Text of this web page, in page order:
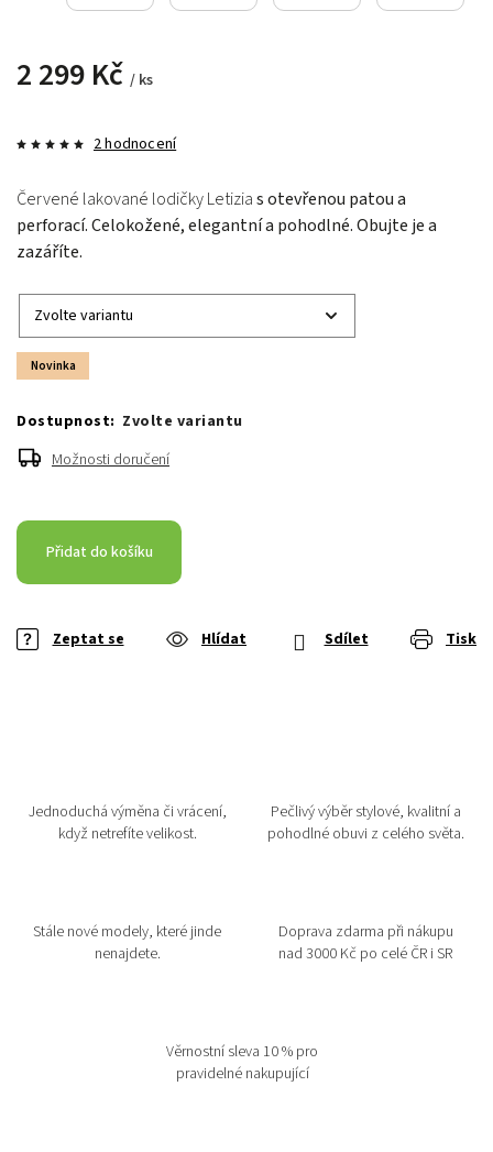
2 299 Kč / ks
Novinka
2 hodnocení
Červené lakované lodičky Letizias otevřenou patou a
perforací. Celokožené, elegantní a pohodlné. Obujte je a
zazáříte.
Zvolte variantu
Možnosti doručení
Přidat do košíku
Tisk
Zeptat se Hlídat Sdílet
Jednoduchá výměna či vrácení,
když netrefíte velikost.
Pečlivý výběr stylové, kvalitní a
pohodlné obuvi z celého světa.
Stále nové modely, které jinde
nenajdete.
Doprava zdarma při nákupu
nad 3000 Kč po celé ČR i SR
Věrnostní sleva 10 % pro
pravidelné nakupující